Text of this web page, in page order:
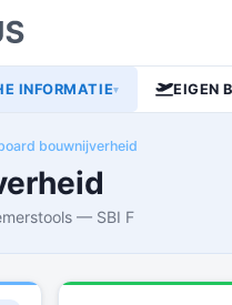
INFORMATIE▾ EIGEN
bouwnijverheid
— SBI F